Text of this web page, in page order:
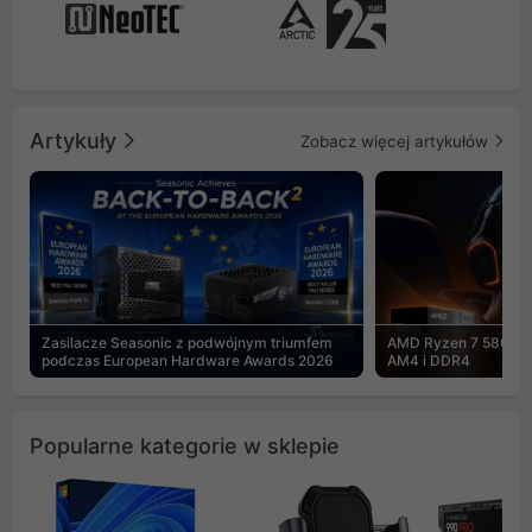
Artykuły Zobacz więcej artykułów
Zasilacze Seasonic z podwójnym triumfem
podczas European Hardware Awards 2026
AMD Ryzen 7
AM4 i DDR4
Popularne kategorie w sklepie